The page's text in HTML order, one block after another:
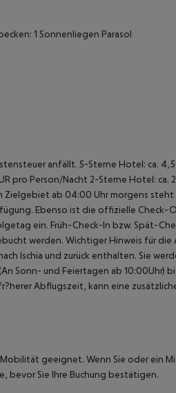
1 Sonnenliegen Parasol
anfällt. 5-Sterne Hotel: ca.
pro Person/Nacht 2-Sterne Hotel: ca.
Zielgebiet ab 04:00 Uhr morgens
Ebenso ist die offizielle Check-
ein. Früh-Check-In bzw. Spät-
werden. Wichtiger Hinweis für die
Ischia und zurück enthalten. Sie
Sonn- und Feiertagen ab 10:00Uhr)
Abflugszeit, kann eine
geeignet. Wenn Sie oder ein
bevor Sie Ihre Buchung bestätigen.